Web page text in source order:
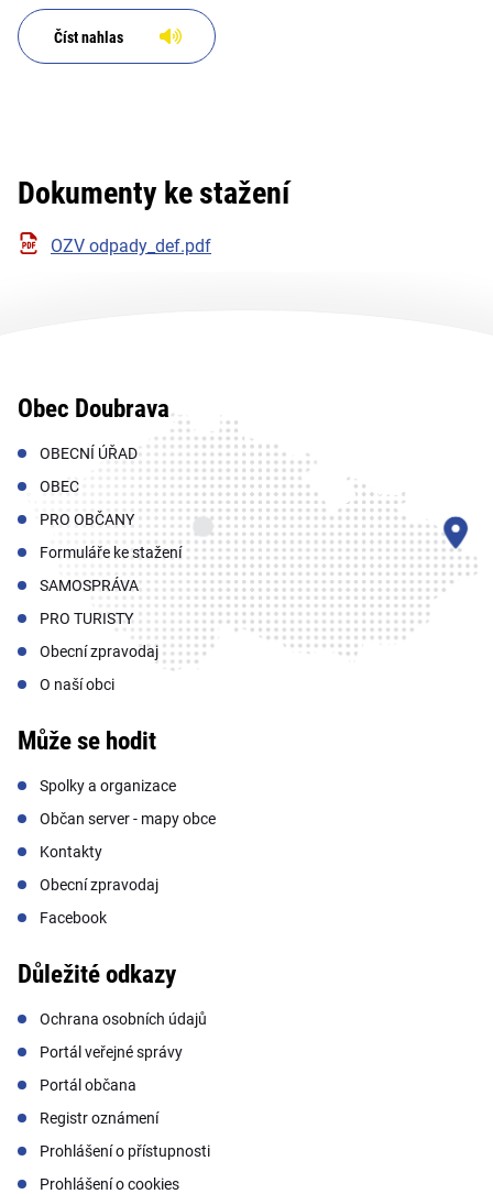
stavebním odpadem na území
Číst nahlas
Dokumenty ke stažení
OZV odpady_def.pdf
Obec Doubrava
OBECNÍ ÚŘAD
OBEC
PRO OBČANY
Formuláře ke stažení
SAMOSPRÁVA
PRO TURISTY
Obecní zpravodaj
O naší obci
Může se hodit
Spolky a organizace
Občan server - mapy obce
Kontakty
Obecní zpravodaj
Facebook
Důležité odkazy
Ochrana osobních údajů
Portál veřejné správy
Portál občana
Registr oznámení
Prohlášení o přístupnosti
Prohlášení o cookies